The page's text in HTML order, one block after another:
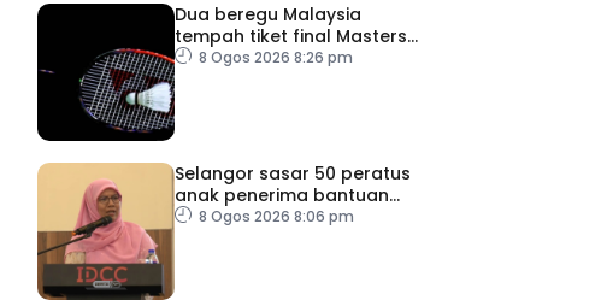
Dua beregu Malaysia
tempah tiket final Masters
Korea8 Ogos 2026 8:26 pm
Selangor sasar 50 peratus
anak penerima bantuan
JKM dapat peluang kerjaya
8 Ogos 2026 8:06 pm